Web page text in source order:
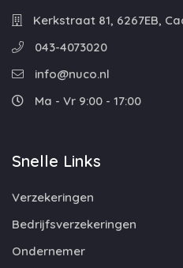
Kerkstraat 81, 6267EB,
043-4073020
info@nuco.nl
Ma - Vr 9:00 - 17:00
Snelle Links
Verzekeringen
Bedrijfsverzekeringen
Ondernemer